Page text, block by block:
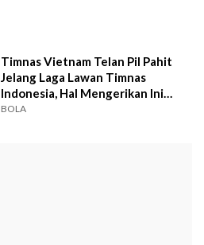
Timnas Vietnam Telan Pil Pahit
Jelang Laga Lawan Timnas
Indonesia, Hal Mengerikan Ini
Mendadak Terjadi
BOLA